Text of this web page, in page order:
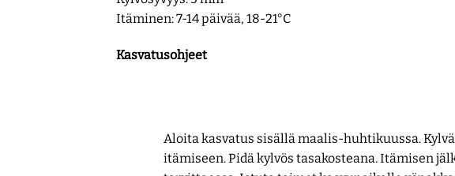
Itäminen: 7-14 päivää, 18-21°C
Kasvatusohjeet
Aloita kasvatus sisällä maalis-huhtikuussa.
itämiseen. Pidä kylvös tasakosteana. Itämisen